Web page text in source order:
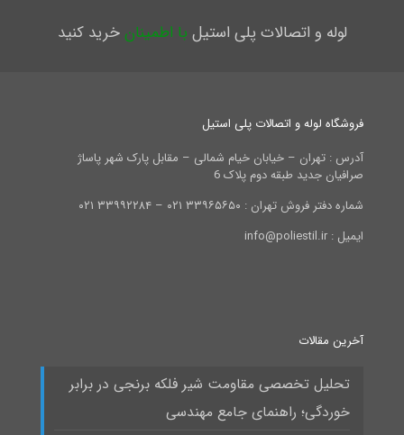
لوله و اتصالات پلی استیل با اطمینانخرید کنید
فروشگاه لوله و اتصالات پلی استیل
آدرس : تهران – خیابان خیام شمالی – مقابل پارک شهر پاساژ
صرافیان جدید طبقه دوم پلاک 6
شماره دفتر فروش تهران : ۳۳۹۶۵۶۵۰ ۰۲۱ – ۳۳۹۹۲۲۸۴ ۰۲۱
ایمیل : info@poliestil.ir
آخرین مقالات
تحلیل تخصصی مقاومت شیر فلکه برنجی در برابر
خوردگی؛ راهنمای جامع مهندسی